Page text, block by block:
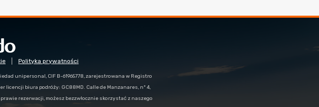
Polityka prywatności
unipersonal, CIF B-61965778, zarejestrowana w Registro
licencji biura podróży: GC88MD. Calle de Manzanares, nº 4,
rezerwacji, możesz bezzwłocznie skorzystać z naszego